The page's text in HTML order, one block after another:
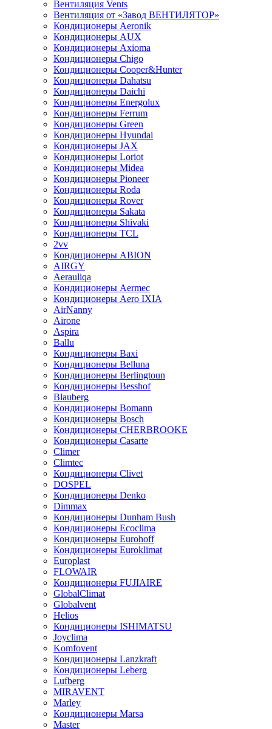
Вентиляция Vents
Вентиляция от «Завод ВЕНТИЛЯТОР»
Кондиционеры Aeronik
Кондиционеры AUX
Кондиционеры Axioma
Кондиционеры Chigo
Кондиционеры Cooper&Hunter
Кондиционеры Dahatsu
Кондиционеры Daichi
Кондиционеры Energolux
Кондиционеры Ferrum
Кондиционеры Green
Кондиционеры Hyundai
Кондиционеры JAX
Кондиционеры Loriot
Кондиционеры Midea
Кондиционеры Pioneer
Кондиционеры Roda
Кондиционеры Rover
Кондиционеры Sakata
Кондиционеры Shivaki
Кондиционеры TCL
2vv
Кондиционеры ABION
AIRGY
Aerauliqa
Кондиционеры Aermec
Кондиционеры Aero IXIA
AirNanny
Airone
Aspira
Ballu
Кондиционеры Baxi
Кондиционеры Belluna
Кондиционеры Berlingtoun
Кондиционеры Besshof
Blauberg
Кондиционеры Bomann
Кондиционеры Bosch
Кондиционеры CHERBROOKE
Кондиционеры Casarte
Climer
Climtec
Кондиционеры Clivet
DOSPEL
Кондиционеры Denko
Dimmax
Кондиционеры Dunham Bush
Кондиционеры Ecoclima
Кондиционеры Eurohoff
Кондиционеры Euroklimat
Europlast
FLOWAIR
Кондиционеры FUJIAIRE
GlobalClimat
Globalvent
Helios
Кондиционеры ISHIMATSU
Joyclima
Komfovent
Кондиционеры Lanzkraft
Кондиционеры Leberg
Lufberg
MIRAVENT
Marley
Кондиционеры Marsa
Master